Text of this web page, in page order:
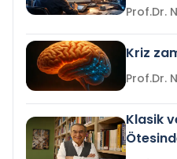
Kriz
Klasik